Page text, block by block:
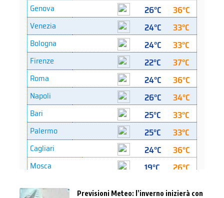
Previsioni Meteo: l’inverno inizierà con